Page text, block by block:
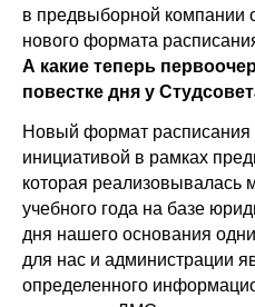
в предвыборной компании
нового формата
А какие теперь
повестке дня у
Новый формат
инициативой в рамках
которая реализовывалась
учебного года на базе
дня нашего основания
для нас и администрации
определенного